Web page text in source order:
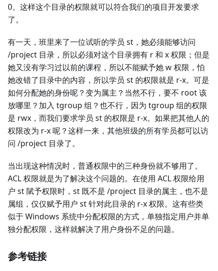
0。这样这个目录的权限就可以符合我们的项目开发要求
了。
有一天，班里来了一位试听的学员 st，她必须能够访问
/project 目录，所以必须对这个目录拥有 r 和 x 权限；但是
她又没有学习过以前的课程，所以不能赋予她 w 权限，怕
她改错了目录中的内容，所以学员 st 的权限就是 r-x。可是
如何分配她的身份呢？变为属主？当然不行，要不 root 该
放哪里？加入 tgroup 组？也不行，因为 tgroup 组的权限
是 rwx，而我们要求学员 st 的权限是 r-x。如果把其他人的
权限改为 r-x 呢？这样一来，其他班级的所有学员都可以访
问 /project 目录了。
当出现这种情况时，普通权限中的三种身份就不够用了。
ACL 权限就是为了解决这个问题的。在使用 ACL 权限给用
户 st 陚予权限时，st 既不是 /project 目录的属主，也不是
属组，仅仅赋予用户 st 针对此目录的 r-x 权限。这有些类
似于 Windows 系统中分配权限的方式，单独指定用户并单
独分配权限，这样就解决了用户身份不足的问题。
参考链接